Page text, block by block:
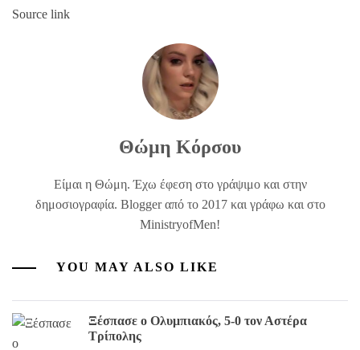
Source link
Θώμη Κόρσου
Είμαι η Θώμη. Έχω έφεση στο γράψιμο και στην
δημοσιογραφία. Blogger από το 2017 και γράφω και στο
MinistryofMen!
YOU MAY ALSO LIKE
Ξέσπασε ο Ολυμπιακός, 5-0 τον Αστέρα
Τρίπολης